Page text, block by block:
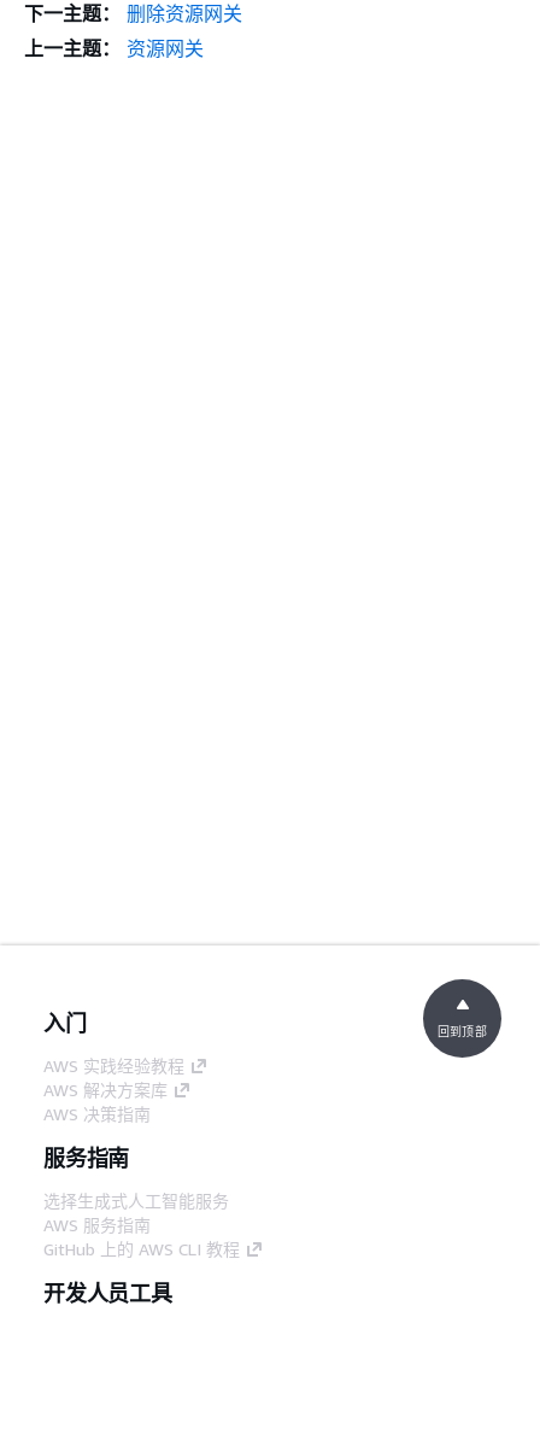
下一主题：
删除资源网关
上一主题：
资源网关
入门
AWS 实践经验教程
AWS 解决方案库
AWS 决策指南
服务指南
选择生成式人工智能服务
AWS 服务指南
GitHub 上的 AWS CLI 教程
开发人员工具
回到顶部